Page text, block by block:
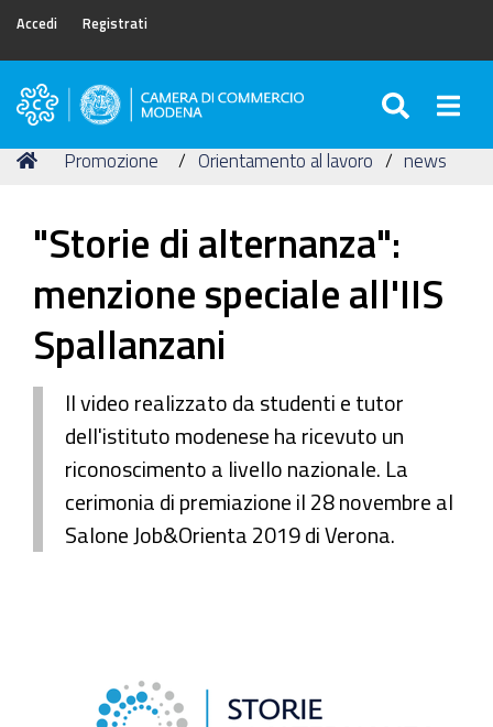
Accedi Registrati
Camera
Commercio
Tu
Home
Promozione Orientamento al lavoro news
"Storie di alternanza":
menzione speciale all'IIS
Spallanzani
Il video realizzato da studenti e tutor
dell'istituto modenese ha ricevuto un
riconoscimento a livello nazionale. La
cerimonia di premiazione il 28 novembre al
Salone Job&Orienta 2019 di Verona.